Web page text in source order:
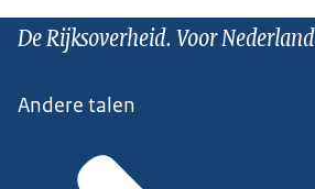
De Rijksoverheid. Voor Nederland
Andere talen